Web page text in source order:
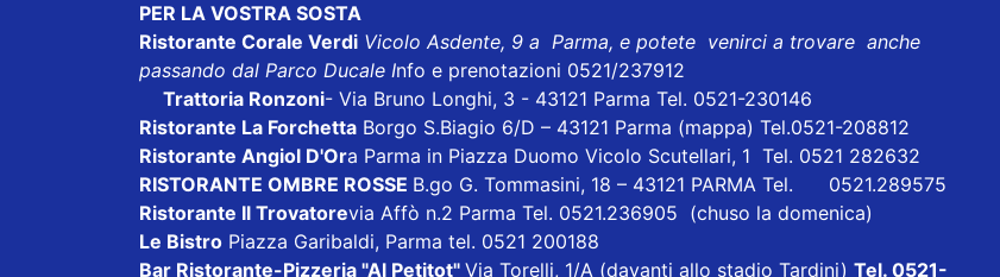
PER LA VOSTRA SOSTA
Ristorante Corale Verdi Vicolo Asdente, 9 a Parma, e potete venirci a trovare anche
passando dal Parco Ducale Info e prenotazioni 0521/237912
Trattoria Ronzoni- Via Bruno Longhi, 3 - 43121 Parma Tel. 0521-230146
Ristorante La Forchetta Borgo S.Biagio 6/D – 43121 Parma (mappa) Tel.0521-208812
Ristorante Angiol D'Ora Parma in Piazza Duomo Vicolo Scutellari, 1 Tel. 0521 282632
RISTORANTE OMBRE ROSSE B.go G. Tommasini, 18 – 43121 PARMA Tel. 0521.289575
Ristorante Il Trovatorevia Affò n.2 Parma Tel. 0521.236905 (chuso la domenica)
Le Bistro Piazza Garibaldi, Parma tel. 0521 200188
Bar Ristorante-Pizzeria "Al Petitot" Via Torelli, 1/A (davanti allo stadio Tardini) Tel. 0521-